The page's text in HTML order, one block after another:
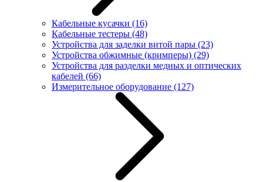
Кабельные кусачки (16)
Кабельные тестеры (48)
Устройства для заделки витой пары (23)
Устройства обжимные (кримперы) (29)
Устройства для разделки медных и оптических
кабелей (66)
Измерительное оборудование (127)